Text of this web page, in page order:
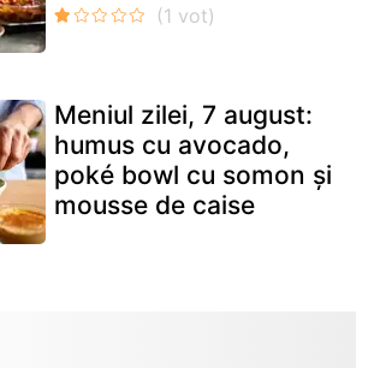
Meniul zilei, 7 august:
humus cu avocado,
poké bowl cu somon și
mousse de caise